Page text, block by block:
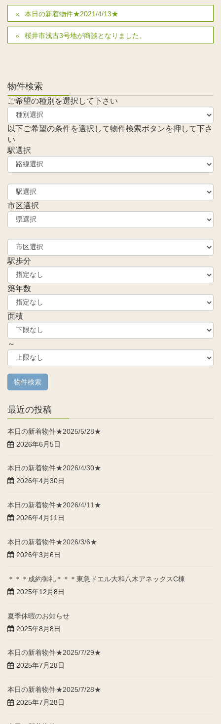
本日の新着物件★2021/4/13★
桜井市浅古3号地が商談となりました。
物件検索
ご希望の種別を選択して下さい
以下ご希望の条件を選択して物件検索ボタンを押して下さ
い
駅選択
市区選択
駅歩分
築年数
面積
～
最近の投稿
本日の新着物件★2025/5/28★
2026年6月5日
本日の新着物件★2026/4/30★
2026年4月30日
本日の新着物件★2026/4/11★
2026年4月11日
本日の新着物件★2026/3/6★
2026年3月6日
＊＊＊成約御礼＊＊＊東急ドエル大和八木アネックスC棟
2025年12月8日
夏季休暇のお知らせ
2025年8月8日
本日の新着物件★2025/7/29★
2025年7月28日
本日の新着物件★2025/7/28★
2025年7月28日